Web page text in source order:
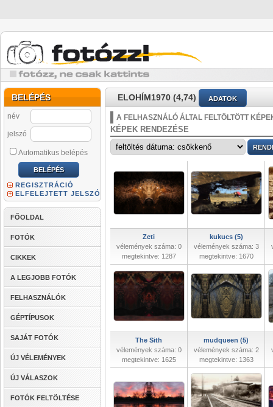
BELÉPÉS
név
jelszó
Automatikus belépés
REGISZTRÁCIÓ
ELFELEJTETT JELSZÓ
FŐOLDAL
FOTÓK
CIKKEK
A LEGJOBB FOTÓK
FELHASZNÁLÓK
GÉPTÍPUSOK
SAJÁT FOTÓK
ÚJ VÉLEMÉNYEK
ÚJ VÁLASZOK
FOTÓK FELTÖLTÉSE
ELOHÍM1970 (4,74) ADATOK
A FELHASZNÁLÓ ÁLTAL FELTÖLTÖTT
KÉPEK RENDEZÉSE
Zeti
vélemények száma: 0
megtekintve: 1287
kukucs (5)
vélemények száma: 3
megtekintve: 1670
The Sith
vélemények száma: 0
megtekintve: 1625
mudqueen (5)
vélemények száma: 2
megtekintve: 1363